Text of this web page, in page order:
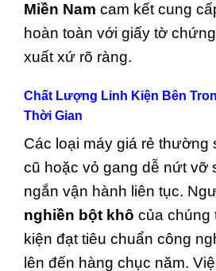
Miền Nam cam kết cung
hoàn toàn với giấy tờ
xuất xứ rõ ràng.
Chất Lượng Linh Kiện Bên
Thời Gian
Các loại máy giá rẻ thường
cũ hoặc vỏ gang dễ nứt vỡ
ngắn vận hành liên tục.
nghiền bột khô của chúng
kiện đạt tiêu chuẩn công
lên đến hàng chục năm.